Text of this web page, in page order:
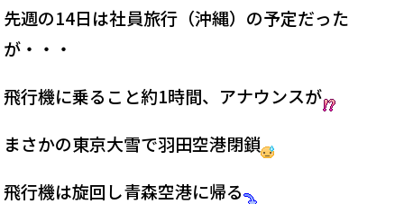
先週の14日は社員旅行（沖縄）の予定だった
が・・・
飛行機に乗ること約1時間、アナウンスが
まさかの東京大雪で羽田空港閉鎖
飛行機は旋回し青森空港に帰る